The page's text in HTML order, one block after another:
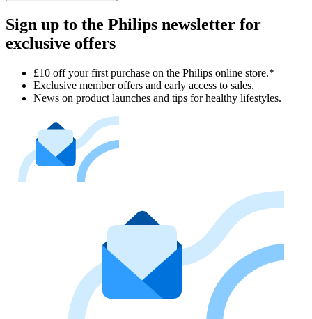
Sign up to the Philips newsletter for
exclusive offers
£10 off your first purchase on the Philips online store.*
Exclusive member offers and early access to sales.
News on product launches and tips for healthy lifestyles.